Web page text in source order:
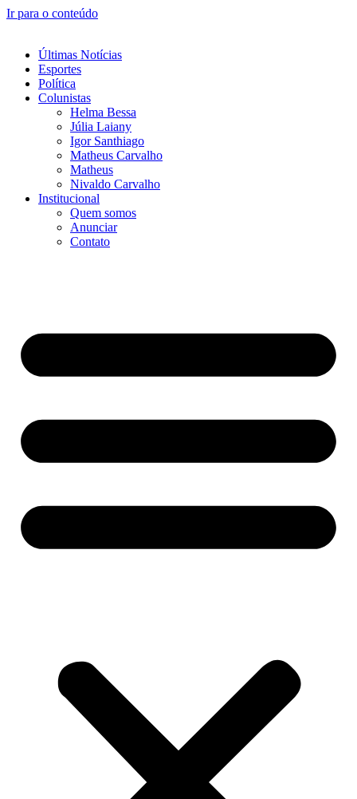
Ir para o conteúdo
Últimas Notícias
Esportes
Política
Colunistas
Helma Bessa
Júlia Laiany
Igor Santhiago
Matheus Carvalho
Matheus
Nivaldo Carvalho
Institucional
Quem somos
Anunciar
Contato